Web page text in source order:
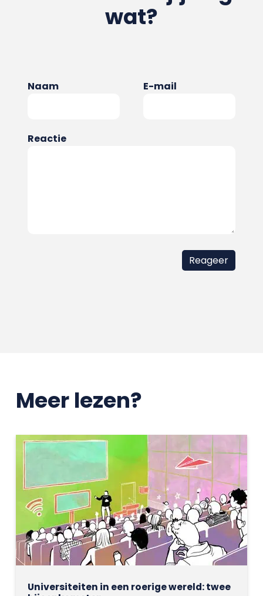
wat?
Naam E-mail
Reactie
Meer lezen?
Universiteiten in een roerige wereld: twee